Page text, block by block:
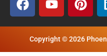
Copyright © 2026